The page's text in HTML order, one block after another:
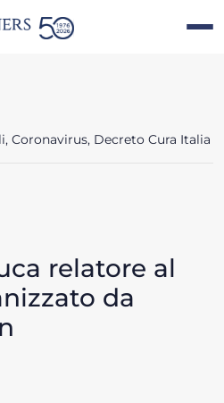
Coronavirus, Decreto Cura Italia
relatore al
da